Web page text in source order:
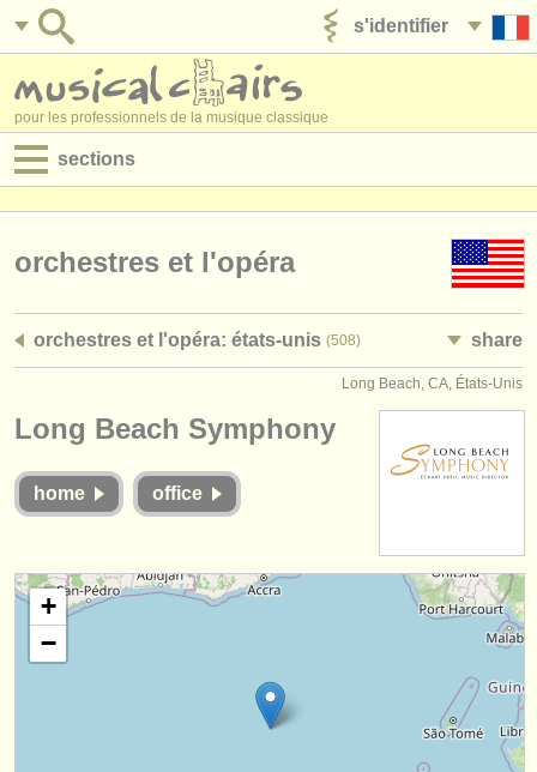
s'identifier
pour les professionnels de la musique classique
sections
jobs - administration
concours/prix
instruments volés
annuaires:
orchestres et l'opéra
orchestres et l'opéra: états-unis (508) share
Long Beach, CA, États-Unis
Long Beach Symphony
home office
+
−